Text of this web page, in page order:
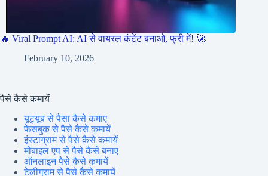
🔥 Viral Prompt AI: AI से वायरल कंटेंट बनाओ, फ्री में! 🚀
February 10, 2026
पैसे कैसे कमायें
यूट्यूब से पैसा कैसे कमाए
फेसबुक से पैसे कैसे कमायें
इंस्टाग्राम से पैसे कैसे कमायें
मोबाइल एप से पैसे कैसे बनाए
ऑनलाइन पैसे कैसे कमायें
टेलीग्राम से पैसे कैसे कमायें